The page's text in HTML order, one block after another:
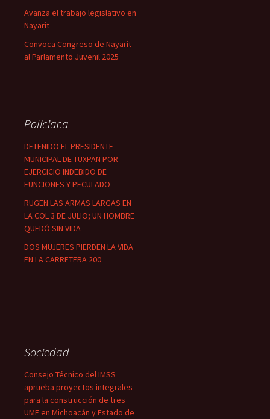
Avanza el trabajo legislativo en
Nayarit
Convoca Congreso de Nayarit
al Parlamento Juvenil 2025
Policiaca
DETENIDO EL PRESIDENTE
MUNICIPAL DE TUXPAN POR
EJERCICIO INDEBIDO DE
FUNCIONES Y PECULADO
RUGEN LAS ARMAS LARGAS EN
LA COL 3 DE JULIO; UN HOMBRE
QUEDÓ SIN VIDA
DOS MUJERES PIERDEN LA VIDA
EN LA CARRETERA 200
Sociedad
Consejo Técnico del IMSS
aprueba proyectos integrales
para la construcción de tres
UMF en Michoacán y Estado de